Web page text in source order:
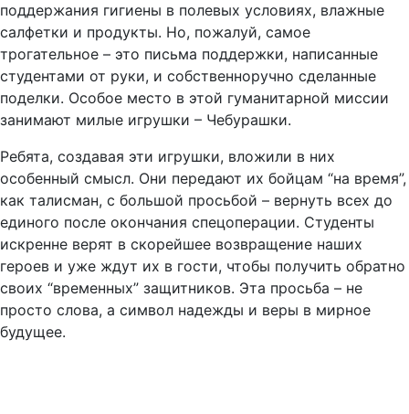
поддержания гигиены в полевых условиях, влажные
салфетки и продукты. Но, пожалуй, самое
трогательное – это письма поддержки, написанные
студентами от руки, и собственноручно сделанные
поделки. Особое место в этой гуманитарной миссии
занимают милые игрушки – Чебурашки.
Ребята, создавая эти игрушки, вложили в них
особенный смысл. Они передают их бойцам “на время”,
как талисман, с большой просьбой – вернуть всех до
единого после окончания спецоперации. Студенты
искренне верят в скорейшее возвращение наших
героев и уже ждут их в гости, чтобы получить обратно
своих “временных” защитников. Эта просьба – не
просто слова, а символ надежды и веры в мирное
будущее.